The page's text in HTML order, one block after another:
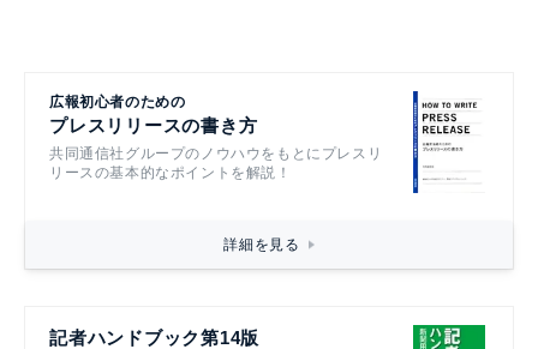
広報初心者のための
プレスリリースの書き方
共同通信社グループのノウハウをもとにプレスリ
リースの基本的なポイントを解説！
詳細を見る
記者ハンドブック第14版